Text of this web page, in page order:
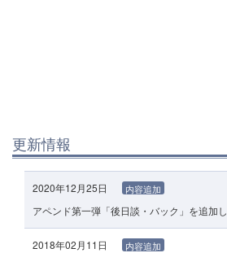
更新情報
2020年12月25日 内容追加
アペンド第一弾「後日談・バック」を追加し
2018年02月11日 内容追加